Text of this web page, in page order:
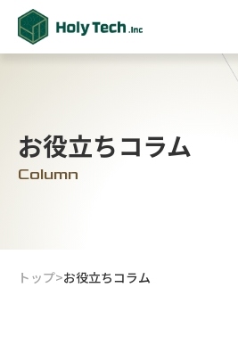
お役立ちコラム
Column
トップ>お役立ちコラム